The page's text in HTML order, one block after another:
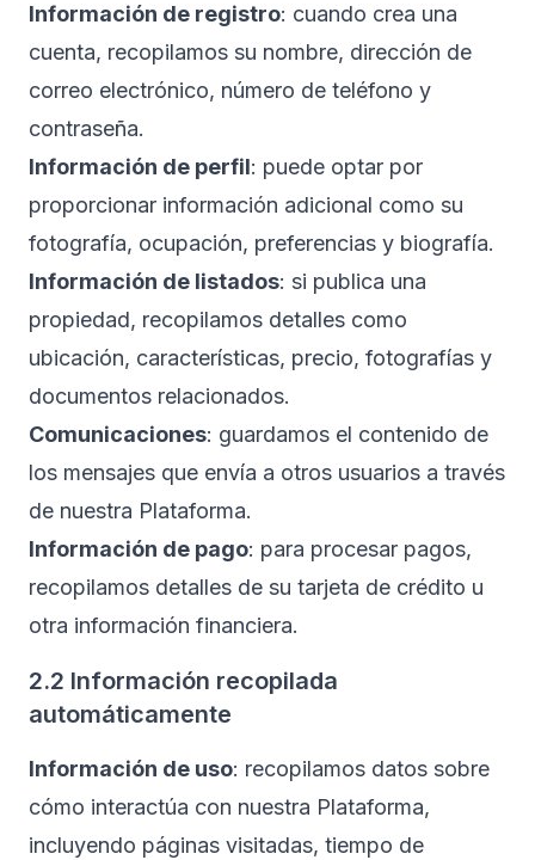
Información de registro: cuando crea una
cuenta, recopilamos su nombre, dirección de
correo electrónico, número de teléfono y
contraseña.
Información de perfil: puede optar por
proporcionar información adicional como su
fotografía, ocupación, preferencias y biografía.
Información de listados: si publica una
propiedad, recopilamos detalles como
ubicación, características, precio, fotografías y
documentos relacionados.
Comunicaciones: guardamos el contenido de
los mensajes que envía a otros usuarios a través
de nuestra Plataforma.
Información de pago: para procesar pagos,
recopilamos detalles de su tarjeta de crédito u
otra información financiera.
2.2 Información recopilada
automáticamente
Información de uso: recopilamos datos sobre
cómo interactúa con nuestra Plataforma,
incluyendo páginas visitadas, tiempo de